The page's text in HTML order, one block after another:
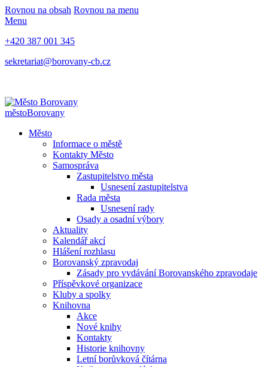
Rovnou na obsah Rovnou na menu
Menu
+420 387 001 345
sekretariat@borovany-cb.cz
městoBorovany
Město
Informace o městě
Kontakty Město
Samospráva
Zastupitelstvo města
Usnesení zastupitelstva
Rada města
Usnesení rady
Osady a osadní výbory
Aktuality
Kalendář akcí
Hlášení rozhlasu
Borovanský zpravodaj
Zásady pro vydávání Borovanského zpravodaje
Příspěvkové organizace
Kluby a spolky
Knihovna
Akce
Nové knihy
Kontakty
Historie knihovny
Letní borůvková čítárna